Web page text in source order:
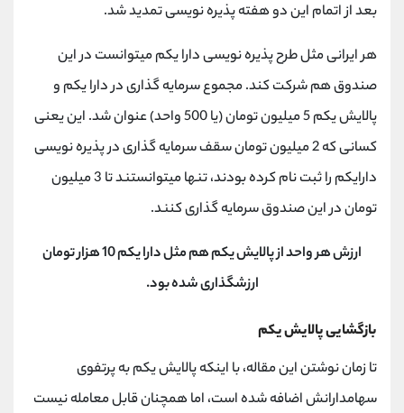
بعد از اتمام این دو هفته پذیره نویسی تمدید شد.
هر ایرانی مثل طرح پذیره نویسی دارا یکم میتوانست در این
صندوق هم شرکت کند. مجموع سرمایه گذاری در دارا یکم و
پالایش یکم 5 میلیون تومان (یا 500 واحد) عنوان شد. این یعنی
کسانی که 2 میلیون تومان سقف سرمایه گذاری در پذیره نویسی
دارایکم را ثبت نام کرده بودند، تنها میتوانستند تا 3 میلیون
تومان در این صندوق سرمایه گذاری کنند.
ارزش هر واحد از پالایش یکم هم مثل دارا یکم 10 هزار تومان
ارزشگذاری شده بود.
بازگشایی پالایش یکم
تا زمان نوشتن این مقاله، با اینکه پالایش یکم به پرتفوی
سهامدارانش اضافه شده است، اما همچنان قابل معامله نیست